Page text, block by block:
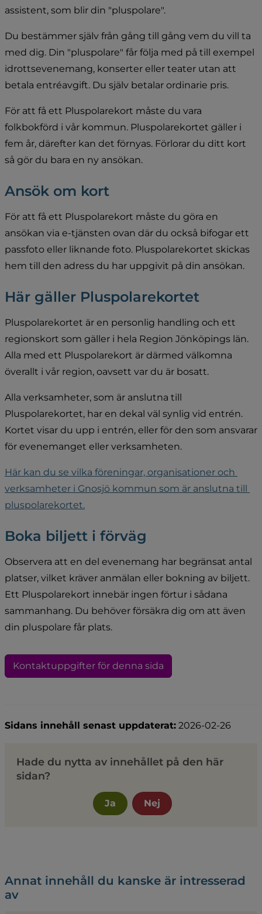
assistent, som blir din "pluspolare".
Du bestämmer själv från gång till gång vem du vill ta
med dig. Din "pluspolare" får följa med på till exempel
idrottsevenemang, konserter eller teater utan att
betala entréavgift. Du själv betalar ordinarie pris.
För att få ett Pluspolarekort måste du vara
folkbokförd i vår kommun. Pluspolarekortet gäller i
fem år, därefter kan det förnyas. Förlorar du ditt kort
så gör du bara en ny ansökan.
Ansök om kort
För att få ett Pluspolarekort måste du göra en
ansökan via e-tjänsten ovan där du också bifogar ett
passfoto eller liknande foto. Pluspolarekortet skickas
hem till den adress du har uppgivit på din ansökan.
Här gäller Pluspolarekortet
Pluspolarekortet är en personlig handling och ett
regionskort som gäller i hela Region Jönköpings län.
Alla med ett Pluspolarekort är därmed välkomna
överallt i vår region, oavsett var du är bosatt.
Alla verksamheter, som är anslutna till
Pluspolarekortet, har en dekal väl synlig vid entrén.
Kortet visar du upp i entrén, eller för den som ansvarar
för evenemanget eller verksamheten.
Här kan du se vilka föreningar, organisationer och
verksamheter i Gnosjö kommun som är anslutna till
pluspolarekortet.
Boka biljett i förväg
Observera att en del evenemang har begränsat antal
platser, vilket kräver anmälan eller bokning av biljett.
Ett Pluspolarekort innebär ingen förtur i sådana
sammanhang. Du behöver försäkra dig om att även
din pluspolare får plats.
Kontaktuppgifter för denna sida
Sidans innehåll senast uppdaterat: 2026-02-26
Hade du nytta av innehållet på den här
sidan?
Ja Nej
Annat innehåll du kanske är intresserad
av